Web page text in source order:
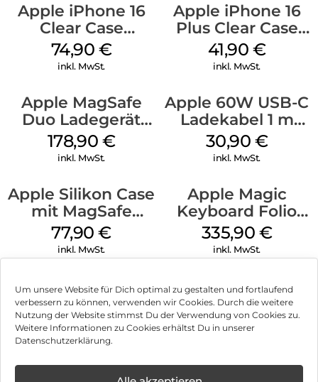
Um unsere Website für Dich optimal zu gestalten und fortlaufend
verbessern zu können, verwenden wir Cookies. Durch die weitere
Nutzung der Website stimmst Du der Verwendung von Cookies zu.
Weitere Informationen zu Cookies erhältst Du in unserer
Datenschutzerklärung.
Apple iPhone 16
Clear Case
MagSafe
Transparent
74,90 €
inkl. MwSt.
Apple iPhone 16
Plus Clear Case
MagSafe
Transparent
41,90 €
inkl. MwSt.
Apple MagSafe
Duo Ladegerät
Weiß
178,90 €
inkl. MwSt.
Apple 60W USB-C
Ladekabel 1 m
Weiß
30,90 €
inkl. MwSt.
Apple Silikon Case
mit MagSafe
iPhone 14 Pro
(PRODUCT)RED
77,90€
inkl. MwSt.
Apple Magic
Keyboard Folio
iPad 10.9″ (10.Gen.)
Weiß
335,90 €
inkl. MwSt.
Impressum